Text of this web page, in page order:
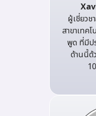
ผู้เชี่ยว
สาขาเทค
พูด ที่มีป
ด้านนี้ด้